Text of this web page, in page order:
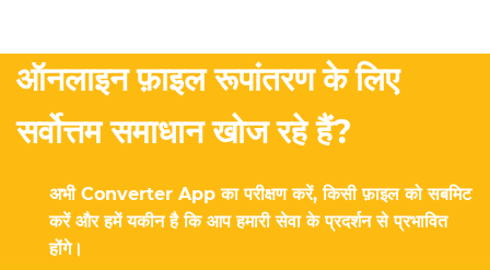
ऑनलाइन फ़ाइल रूपांतरण के लिए
सर्वोत्तम समाधान खोज रहे हैं?
अभी Converter App का परीक्षण करें, किसी फ़ाइल को सबमिट
करें और हमें यकीन है कि आप हमारी सेवा के प्रदर्शन से प्रभावित
होंगे।